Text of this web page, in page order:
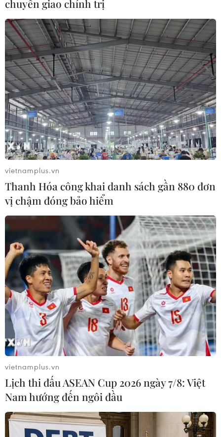
Hàn Quốc dẫn đầu về thị trường khách
nước ngoài đến Huế
04/07/2018 01:00
Trong sáu tháng đầu năm 2018, tỉnh Thừa Thiên-Huế
đón 2,38 triệu lượt khách du lịch, tăng 36,36%, trong đó
có 1,01 triệu lượt khách nước ngoài, tăng 65,98%.
Huế đưa vào sử dụng tuyến đường đi bộ
dọc sông Hương từ 15/9
22/08/2018 10:25
Tuyến đường đi bộ phía Nam sông Hương, thành phố
Huế, có mặt sàn rộng 4m, dài 400m, được lát bằng gỗ
lim sẽ được đưa vào sử dụng từ 15/9.
chuyển giao chính trị
vietnamplus.vn
Thanh Hóa công khai danh sách gần 880 đơn
vị chậm đóng bảo hiểm
vietnamplus.vn
Lịch thi đấu ASEAN Cup 2026 ngày 7/8: Việt
Nam hướng đến ngôi đầu